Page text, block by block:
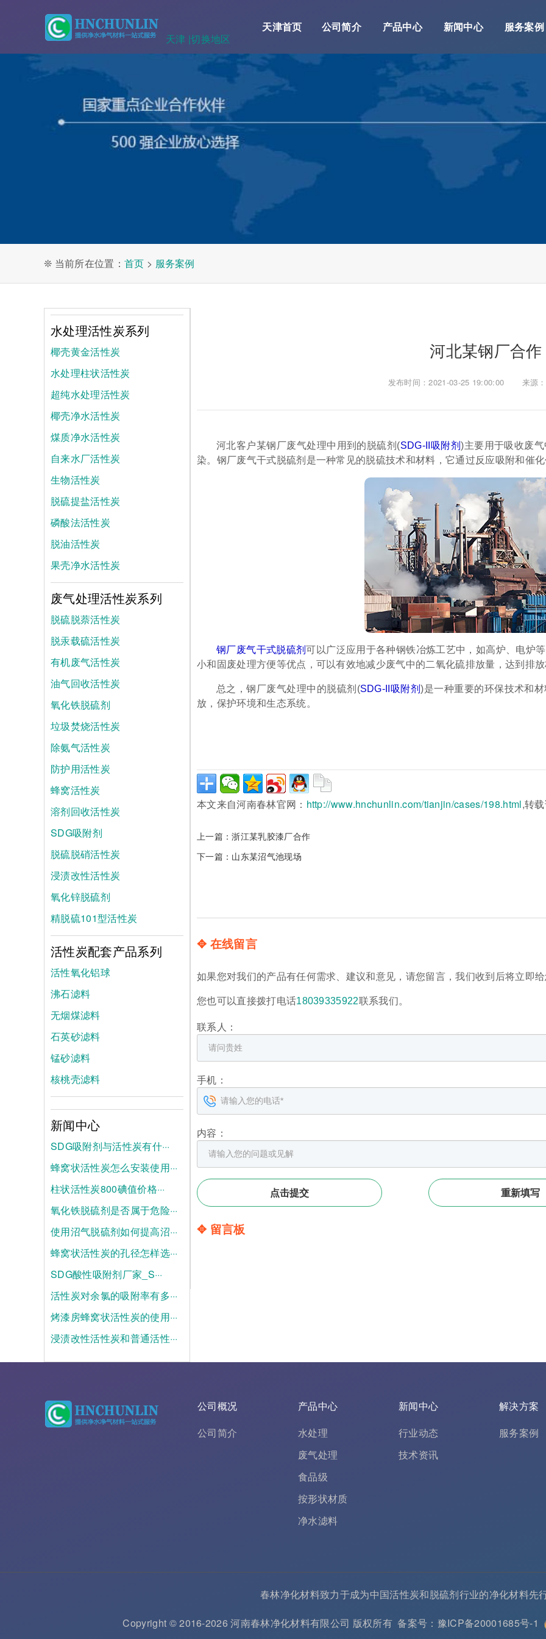
天津 |切换地区
天津首页 公司简介 产品中心 新闻中心 服务案例
❊ 当前所在位置： 首页 > 服务案例
河北某钢厂合作
发布时间：2021-03-25 19:00:00 来源
河北客户某钢厂废气处理中用到的脱硫剂(SDG-II吸附剂)主要用于吸收废
染。钢厂废气干式脱硫剂是一种常见的脱硫技术和材料，它通过反应吸附和催
钢厂废气干式脱硫剂可以广泛应用于各种钢铁冶炼工艺中，如高炉、电炉
小和固废处理方便等优点，可以有效地减少废气中的二氧化硫排放量，达到排
总之，钢厂废气处理中的脱硫剂(SDG-II吸附剂)是一种重要的环保技术和
放，保护环境和生态系统。
本文来自河南春林官网： http://www.hnchunlin.com/tianjin/cases/198.html,转
上一篇：浙江某乳胶漆厂合作
下一篇： 山东某沼气池现场
✥ 在线留言
如果您对我们的产品有任何需求、建议和意见，请您留言，我们收到后将立即
您也可以直接拨打电话18039335922联系我们。
联系人：
手机：
内容：
✥ 留言板
水处理活性炭系列
椰壳黄金活性炭
水处理柱状活性炭
超纯水处理活性炭
椰壳净水活性炭
煤质净水活性炭
自来水厂活性炭
生物活性炭
脱硫提盐活性炭
磷酸法活性炭
脱油活性炭
果壳净水活性炭
废气处理活性炭系列
脱硫脱萘活性炭
脱汞载硫活性炭
有机废气活性炭
油气回收活性炭
氧化铁脱硫剂
垃圾焚烧活性炭
除氨气活性炭
防护用活性炭
蜂窝活性炭
溶剂回收活性炭
SDG吸附剂
脱硫脱硝活性炭
浸渍改性活性炭
氧化锌脱硫剂
精脱硫101型活性炭
活性炭配套产品系列
活性氧化铝球
沸石滤料
无烟煤滤料
石英砂滤料
锰砂滤料
核桃壳滤料
新闻中心
SDG吸附剂与活性炭有什···
2026-08-04
蜂窝状活性炭怎么安装使用···
2026-07-28
柱状活性炭800碘值价格···
2026-07-21
氧化铁脱硫剂是否属于危险···
2025-06-19
使用沼气脱硫剂如何提高沼···
2025-06-12
蜂窝状活性炭的孔径怎样选···
2025-06-05
SDG酸性吸附剂厂家_S···
2025-05-28
活性炭对余氯的吸附率有多···
2025-05-21
烤漆房蜂窝状活性炭的使用···
2025-05-14
浸渍改性活性炭和普通活性···
2025-05-07
公司概况
公司简介
产品中心
水处理
废气处理
食品级
按形状材质
净水滤料
新闻中心
行业动态
技术资讯
解决方案
服务案例
春林净化材料致力于成为中国活性炭和脱硫剂行业的净化材料先
Copyright © 2016-2026 河南春林净化材料有限公司 版权所有备案号：豫ICP备20001685号-1